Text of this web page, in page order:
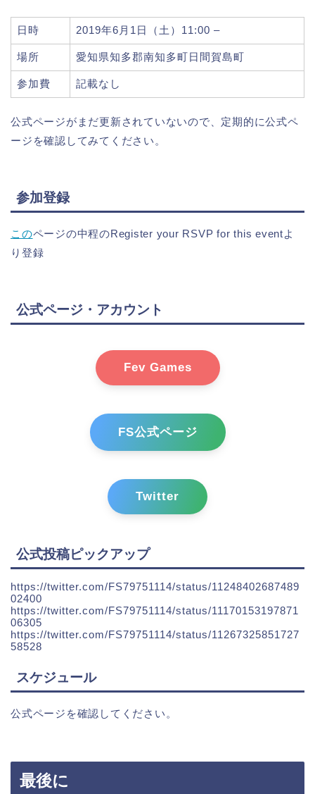
日時 2019年6月1日（土）11:00 –
場所 愛知県知多郡南知多町日間賀島町
参加費 記載なし
公式ページがまだ更新されていないので、定期的に公式ペ
ージを確認してみてください。
参加登録
このページの中程のRegister your RSVP for this eventよ
り登録
公式ページ・アカウント
Fev Games
FS公式ページ
Twitter
公式投稿ピックアップ
https://twitter.com/FS79751114/status/11248402687489
02400
https://twitter.com/FS79751114/status/11170153197871
06305
https://twitter.com/FS79751114/status/11267325851727
58528
スケジュール
公式ページを確認してください。
最後に